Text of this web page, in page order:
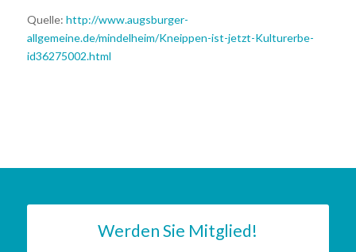
Quelle: http://www.augsburger-
allgemeine.de/mindelheim/Kneippen-ist-jetzt-Kulturerbe-
id36275002.html
Werden Sie Mitglied!